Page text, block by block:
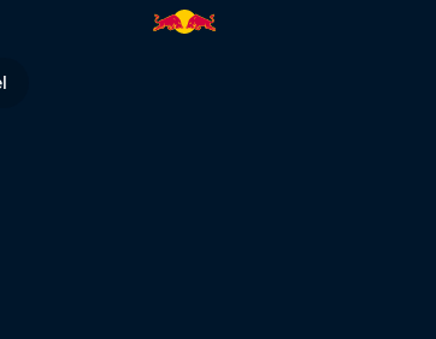
Fórmula | Red Bull TV